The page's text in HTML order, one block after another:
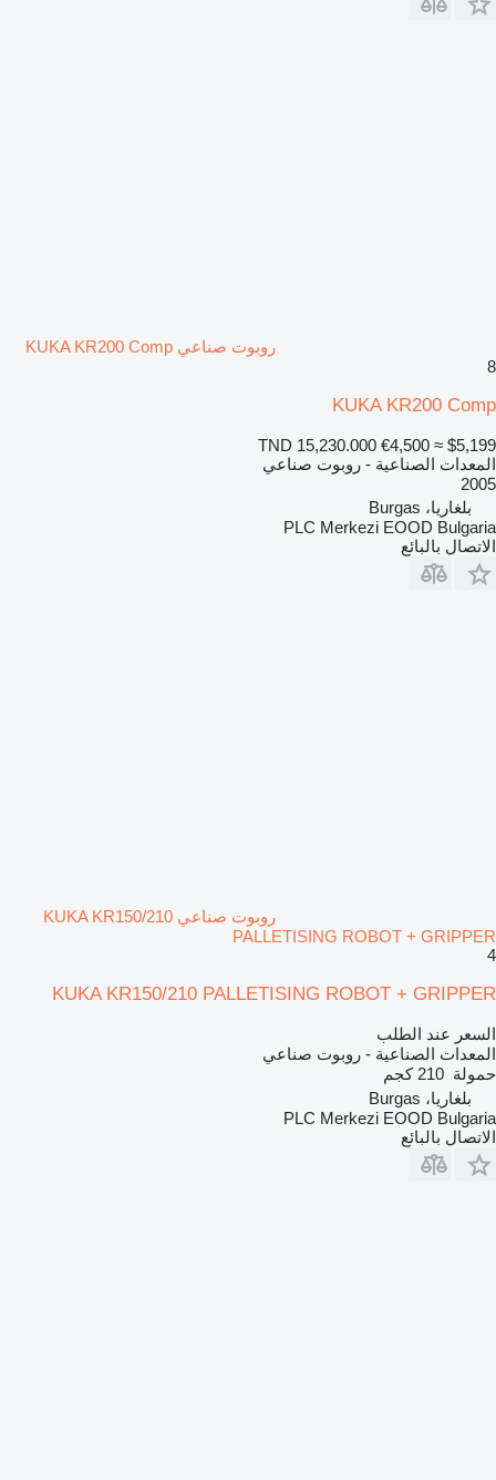
روبوت صناعي KUKA KR200 Comp
8
KUKA KR200 Comp
TND 15,230.000 €4,500 ≈ $5,199
المعدات الصناعية - روبوت صناعي
2005
بلغاريا، Burgas
PLC Merkezi EOOD Bulgaria
الاتصال بالبائع
روبوت صناعي KUKA KR150/210
PALLETISING ROBOT + GRIPPER
4
KUKA KR150/210 PALLETISING ROBOT + GRIPPER
السعر عند الطلب
المعدات الصناعية - روبوت صناعي
حمولة 210 كجم
بلغاريا، Burgas
PLC Merkezi EOOD Bulgaria
الاتصال بالبائع